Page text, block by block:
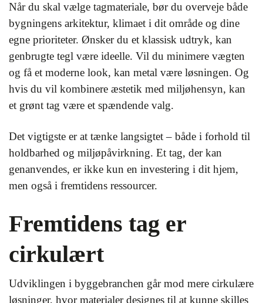
Når du skal vælge tagmateriale, bør du overveje både
bygningens arkitektur, klimaet i dit område og dine
egne prioriteter. Ønsker du et klassisk udtryk, kan
genbrugte tegl være ideelle. Vil du minimere vægten
og få et moderne look, kan metal være løsningen. Og
hvis du vil kombinere æstetik med miljøhensyn, kan
et grønt tag være et spændende valg.
Det vigtigste er at tænke langsigtet – både i forhold til
holdbarhed og miljøpåvirkning. Et tag, der kan
genanvendes, er ikke kun en investering i dit hjem,
men også i fremtidens ressourcer.
Fremtidens tag er
cirkulært
Udviklingen i byggebranchen går mod mere cirkulære
løsninger, hvor materialer designes til at kunne skilles